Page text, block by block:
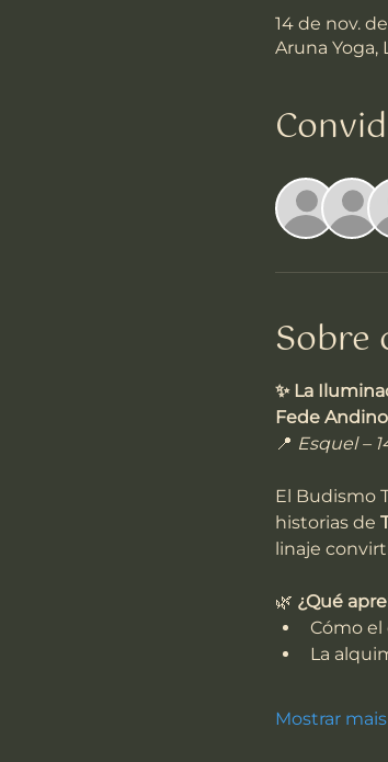
14 de nov.
Aruna Yoga,
Sobre
✨ La
Fede Andino
📍 Esquel –
El Budismo
historias de
linaje
🌿 ¿Qué
Cómo
La
Mostrar mais